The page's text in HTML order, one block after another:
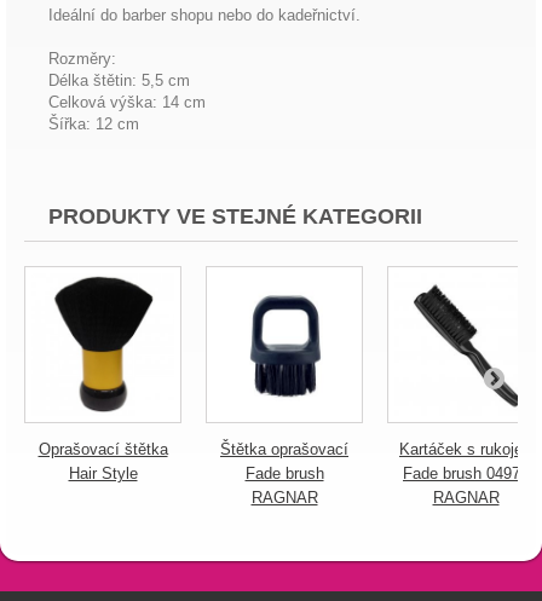
Ideální do barber shopu nebo do kadeřnictví.
Rozměry:
Délka štětin: 5,5 cm
Celková výška: 14 cm
Šířka: 12 cm
PRODUKTY VE STEJNÉ KATEGORII
Oprašovací štětka
Hair Style
Štětka oprašovací
Fade brush
RAGNAR
Kartáček s rukojetí
Fade brush 04976
RAGNAR